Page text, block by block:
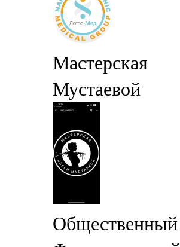
Мастерская
Мустаевой
Общественный